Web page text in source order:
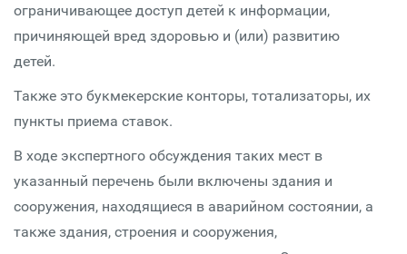
ограничивающее доступ детей к информации,
причиняющей вред здоровью и (или) развитию
детей.
Также это букмекерские конторы, тотализаторы, их
пункты приема ставок.
В ходе экспертного обсуждения таких мест в
указанный перечень были включены здания и
сооружения, находящиеся в аварийном состоянии, а
также здания, строения и сооружения,